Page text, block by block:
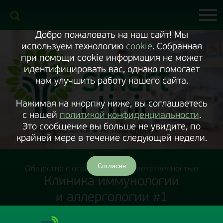
версию
сайта
Добро пожаловать на наш сайт! Мы
используем технологию cookie. Собранная
при помощи cookie информация не может
идентифицировать вас, однако помогает
нам улучшить работу нашего сайта.
Нажимая на кнорпку ниже, вы соглашаетесь
с нашей политикой конфиденциальности.
Это сообщение вы больше не увидите, по
крайней мере в течение следующей недели.
Согласен
Общество с ограниченной ответственностью
Клиника иммунологии
и аллергологии #1